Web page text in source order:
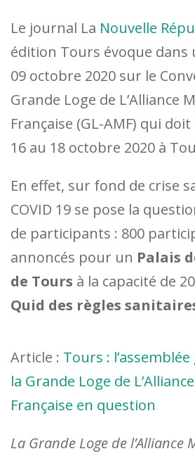
Le journal La Nouvelle
édition Tours évoque dans
09 octobre 2020 sur le
Grande Loge de L’Alliance
Française (GL-AMF) qui
16 au 18 octobre 2020 à
En effet, sur fond de crise
COVID 19 se pose la
de participants : 800
annoncés pour un Palais
de Tours à la capacité de
Quid des règles
Article : Tours :
la Grande Loge de
Française en question
La Grande Loge de l’Alliance